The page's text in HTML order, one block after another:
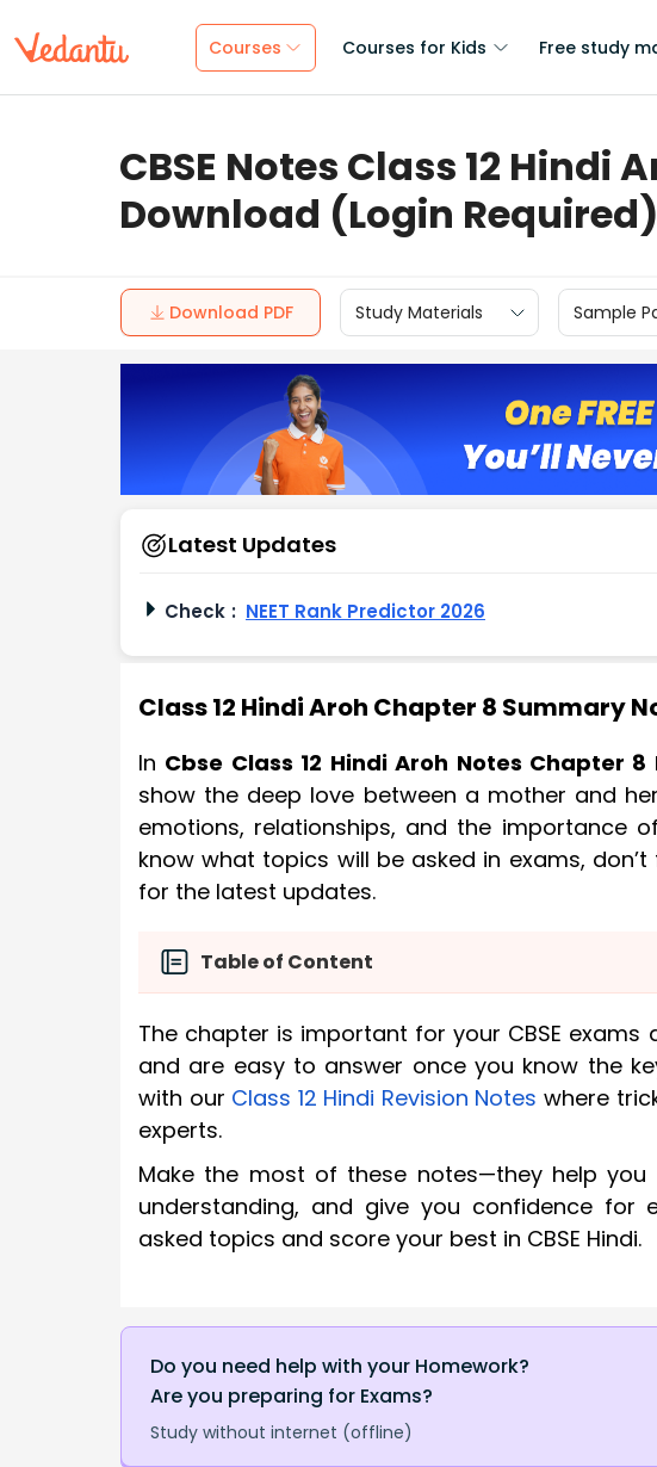
Courses Courses for Kids Free study
CBSE Notes Class 12
Download (Login Required)
Download PDF Study Materials Sample
Latest Updates
Check : NEET Rank Predictor 2026
Class 12 Hindi Aroh Chapter 8 Summary
In Cbse Class 12 Hindi Aroh Notes Chapter 8
show the deep love between a mother and
emotions, relationships, and the importance
know what topics will be asked in exams,
for the latest updates.
Table of Content
The chapter is important for your CBSE
and are easy to answer once you know the
with our Class 12 Hindi Revision Notes where
experts.
Make the most of these notes—they help
understanding, and give you confidence for
asked topics and score your best in CBSE Hindi.
Do you need help with your Homework?
Are you preparing for Exams?
Study without internet (offline)